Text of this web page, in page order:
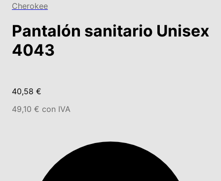
Cherokee
Pantalón sanitario Unisex
4043
40,58 €
49,10 € con IVA